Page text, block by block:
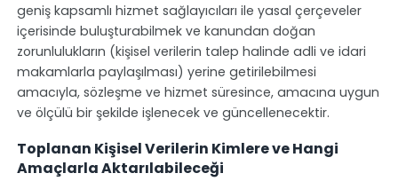
geniş kapsamlı hizmet sağlayıcıları ile yasal çerçeveler
içerisinde buluşturabilmek ve kanundan doğan
zorunlulukların (kişisel verilerin talep halinde adli ve idari
makamlarla paylaşılması) yerine getirilebilmesi
amacıyla, sözleşme ve hizmet süresince, amacına uygun
ve ölçülü bir şekilde işlenecek ve güncellenecektir.
Toplanan Kişisel Verilerin Kimlere ve Hangi
Amaçlarla Aktarılabileceği